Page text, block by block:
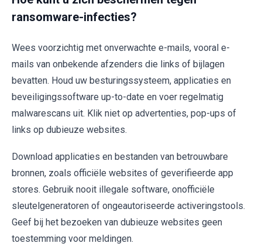
ransomware-infecties?
Wees voorzichtig met onverwachte e-mails, vooral e-
mails van onbekende afzenders die links of bijlagen
bevatten. Houd uw besturingssysteem, applicaties en
beveiligingssoftware up-to-date en voer regelmatig
malwarescans uit. Klik niet op advertenties, pop-ups of
links op dubieuze websites.
Download applicaties en bestanden van betrouwbare
bronnen, zoals officiële websites of geverifieerde app
stores. Gebruik nooit illegale software, onofficiële
sleutelgeneratoren of ongeautoriseerde activeringstools.
Geef bij het bezoeken van dubieuze websites geen
toestemming voor meldingen.